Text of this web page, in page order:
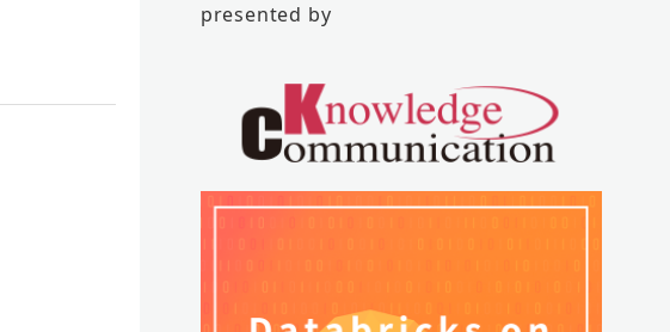
presented by